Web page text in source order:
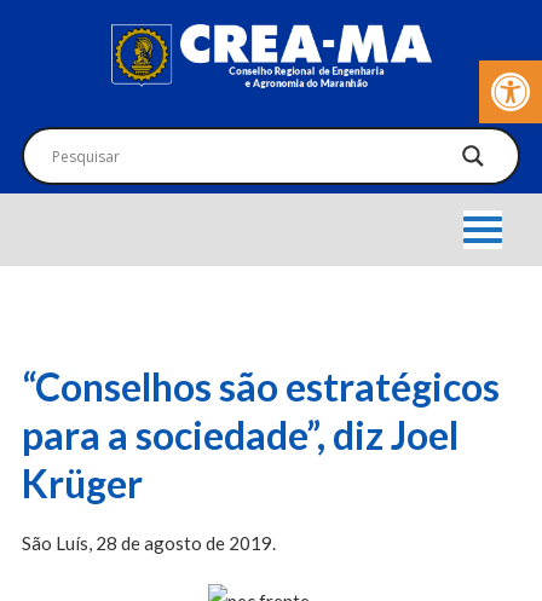
Barra de
“Conselhos são estratégicos
para a sociedade”, diz Joel
Krüger
São Luís, 28 de agosto de 2019.